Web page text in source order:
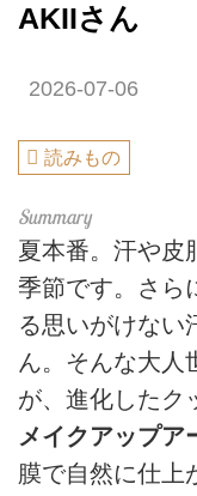
AKIIさん
2026-07-06
読みもの
夏本番。汗や皮
季節です。さら
る思いがけない
ん。そんな大人
が、進化したク
メイクアップア
膜で自然に仕上